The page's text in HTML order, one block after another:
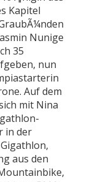
Kapitel
Nunige
35
nun
Auf dem
mit Nina
in der
aus den